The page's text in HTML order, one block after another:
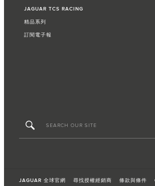
JAGUAR TCS RACING
精品系列
訂閱電子報
JAGUAR 全球官網 尋找授權經銷商 條款與條件